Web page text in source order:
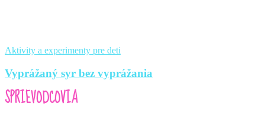
Aktivity a experimenty pre deti
Vyprážaný syr bez vyprážania
SPRIEVODCOVIA